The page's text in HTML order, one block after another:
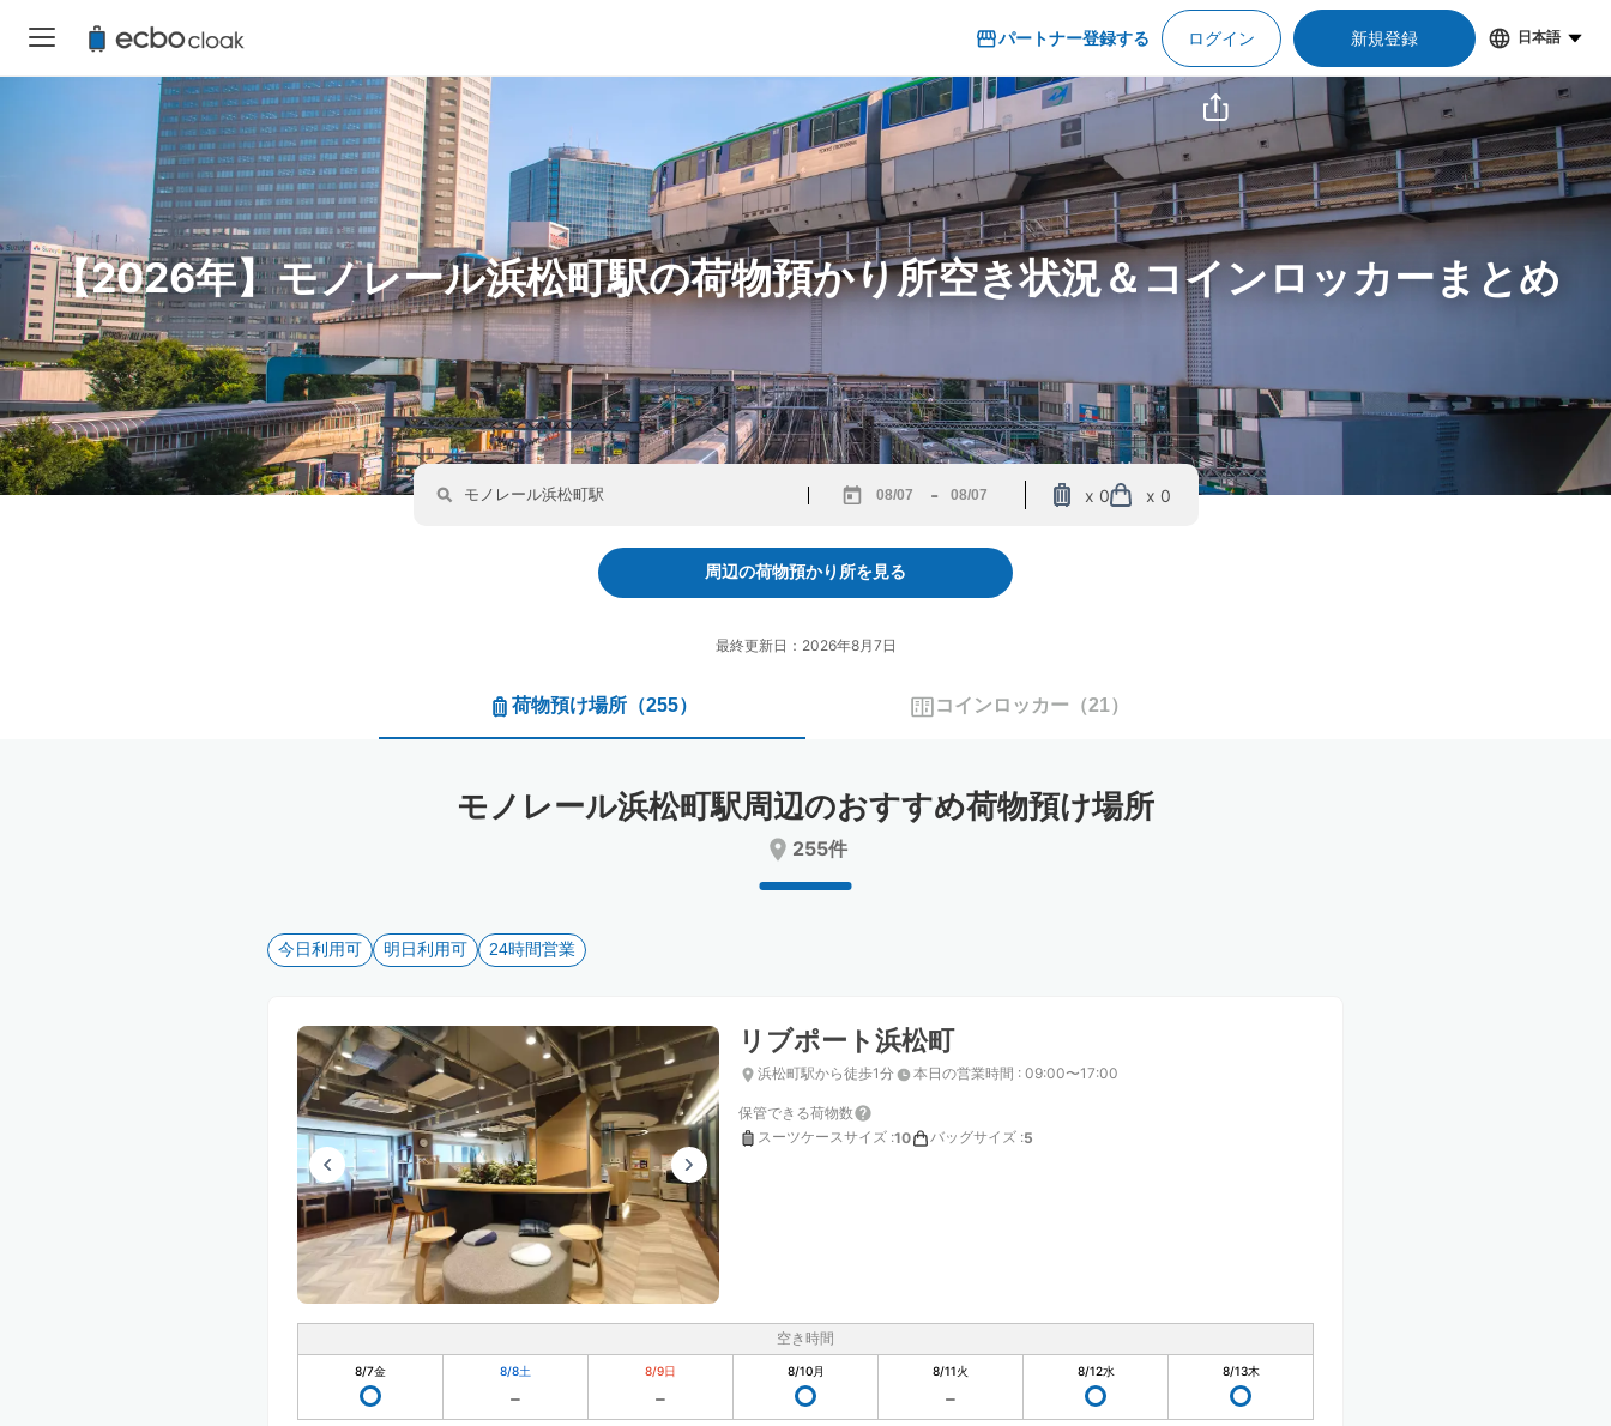
パートナー登録する ログイン 新規登録 日本語
【2026年】モノレール浜松町駅の荷物預かり所空き状況＆コインロッカーまとめ
forward
to
interact
the
select
the
for
changing
dates.
-
backward
interact
select
Press
the
for
dates.
x 0 x 0
周辺の荷物預かり所を見る
最終更新日：2026年8月7日
荷物預け場所（255） コインロッカー （21）
モノレール浜松町駅周辺のおすすめ荷物預け場所
255件
今日利用可 明日利用可 24時間営業
リブポート浜松町
浜松町駅から徒歩1分 本日の営業時間 : 09:00〜17:00
保管できる荷物数
スーツケースサイズ :10 バッグサイズ :5
空き時間
8/7金 8/8土 8/9日 8/10月 8/11火 8/12水 8/13木